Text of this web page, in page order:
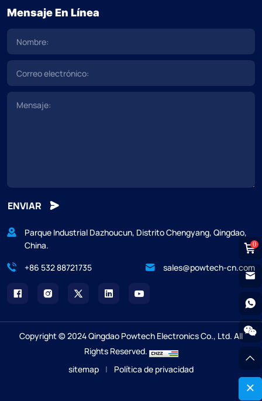
Mensaje En Línea
ENVIAR
Parque Industrial Dazhoucun, Distrito Chengyang, Qingdao,
China.
+86 532 88721735
sales@powtech-cn.com
Copyright © 2024 Qingdao Powtech Electronics Co., Ltd. All
Rights Reserved.
sitemap | Política de privacidad
0